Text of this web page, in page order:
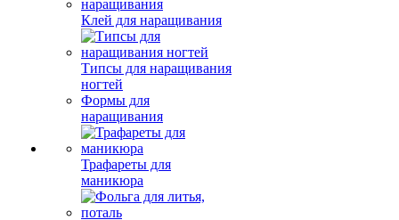
Клей для наращивания
Типсы для наращивания
ногтей
Формы для
наращивания
Трафареты для
маникюра